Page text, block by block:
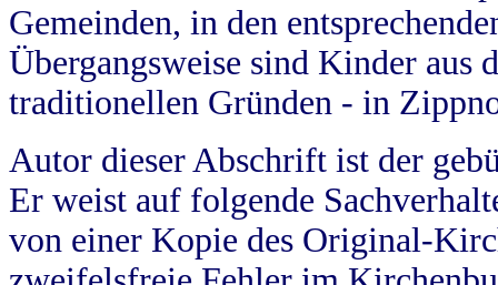
Gemeinden, in den
Übergangsweise sind Kinder aus
traditionellen Gründen - in
Autor dieser Abschrift ist der
Er weist auf folgende
von einer Kopie des Original-